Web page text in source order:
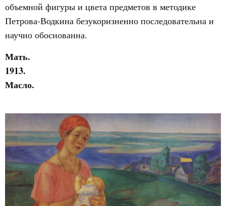
объемной фигуры и цвета предметов в методике
Петрова-Водкина безукоризненно последовательна и
научно обоснованна.
Мать.
1913.
Масло.